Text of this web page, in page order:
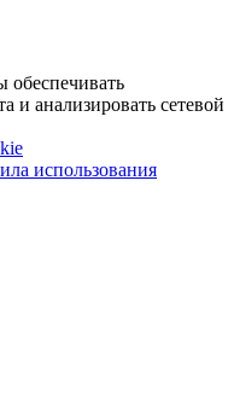
и анализировать сетевой
использования